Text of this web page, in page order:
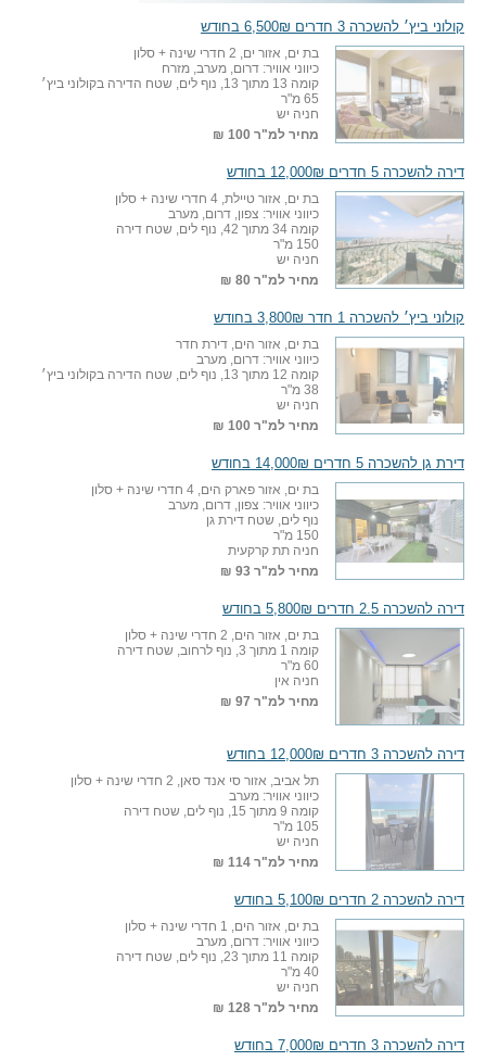
קולוני ביץ׳ להשכרה 3 חדרים 6,500₪ בחודש
בת ים, אזור ים, 2 חדרי שינה + סלון
כיווני אוויר: דרום, מערב, מזרח
קומה 13 מתוך 13, נוף לים, שטח הדירה בקולוני ביץ׳
65 מ"ר
חניה יש
מחיר למ"ר 100 ₪
דירה להשכרה 5 חדרים 12,000₪ בחודש
בת ים, אזור טיילת, 4 חדרי שינה + סלון
כיווני אוויר: צפון, דרום, מערב
קומה 34 מתוך 42, נוף לים, שטח דירה
150 מ"ר
חניה יש
מחיר למ"ר 80 ₪
קולוני ביץ׳ להשכרה 1 חדר 3,800₪ בחודש
בת ים, אזור הים, דירת חדר
כיווני אוויר: דרום, מערב
קומה 12 מתוך 13, נוף לים, שטח הדירה בקולוני ביץ׳
38 מ"ר
חניה יש
מחיר למ"ר 100 ₪
דירת גן להשכרה 5 חדרים 14,000₪ בחודש
בת ים, אזור פארק הים, 4 חדרי שינה + סלון
כיווני אוויר: צפון, דרום, מערב
נוף לים, שטח דירת גן
150 מ"ר
חניה תת קרקעית
מחיר למ"ר 93 ₪
דירה להשכרה 2.5 חדרים 5,800₪ בחודש
בת ים, אזור הים, 2 חדרי שינה + סלון
קומה 1 מתוך 3, נוף לרחוב, שטח דירה
60 מ"ר
חניה אין
מחיר למ"ר 97 ₪
דירה להשכרה 3 חדרים 12,000₪ בחודש
תל אביב, אזור סי אנד סאן, 2 חדרי שינה + סלון
כיווני אוויר: מערב
קומה 9 מתוך 15, נוף לים, שטח דירה
105 מ"ר
חניה יש
מחיר למ"ר 114 ₪
דירה להשכרה 2 חדרים 5,100₪ בחודש
בת ים, אזור הים, 1 חדרי שינה + סלון
כיווני אוויר: דרום, מערב
קומה 11 מתוך 23, נוף לים, שטח דירה
40 מ"ר
חניה יש
מחיר למ"ר 128 ₪
דירה להשכרה 3 חדרים 7,000₪ בחודש